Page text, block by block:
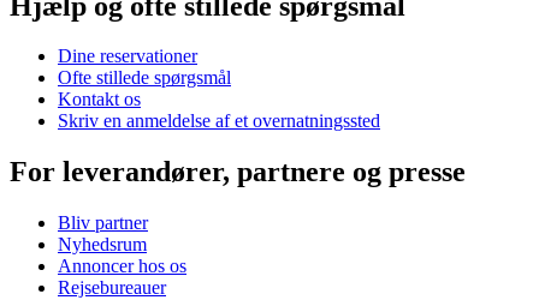
Dine reservationer
Ofte stillede spørgsmål
Kontakt os
Skriv en anmeldelse af et overnatningssted
For leverandører, partnere og presse
Bliv partner
Nyhedsrum
Annoncer hos os
Rejsebureauer